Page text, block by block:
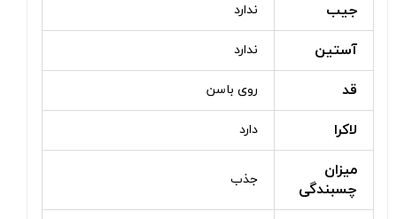
جیب ندارد
آستین ندارد
قد روی باسن
لاکرا دارد
میزان
چسبندگی
جذب